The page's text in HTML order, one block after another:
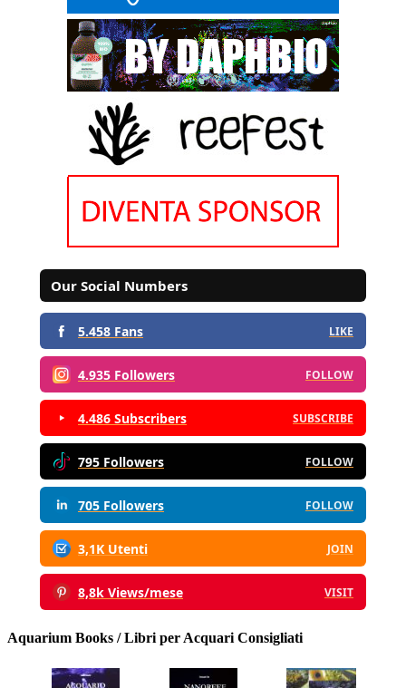
Our Social Numbers
5.458 Fans LIKE
4.935 Followers FOLLOW
4.486 Subscribers SUBSCRIBE
795 Followers FOLLOW
705 Followers FOLLOW
3,1K Utenti JOIN
8,8k Views/mese VISIT
Aquarium Books / Libri per Acquari Consigliati